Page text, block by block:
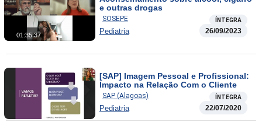
01:35:37
e outras drogas
SOSEPE ÍNTEGRA
Pediatria 26/09/2023
[SAP] Imagem Pessoal e Profissional:
Impacto na Relação Com o Cliente
SAP (Alagoas) ÍNTEGRA
Pediatria 22/07/2020